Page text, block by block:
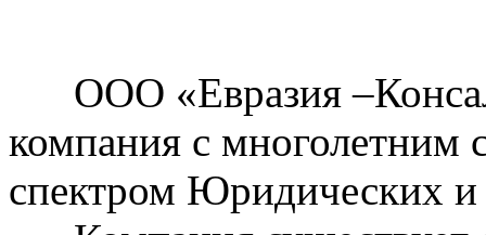
ООО «Евразия
компания с
спектром Юридических и